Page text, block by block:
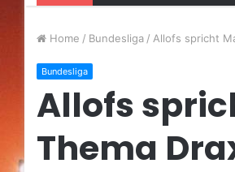
Home / Bundesliga / Allofs spricht
Bundesliga
Allofs
Thema